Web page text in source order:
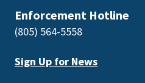
Enforcement Hotline
(805) 564-5558
Sign Up for News